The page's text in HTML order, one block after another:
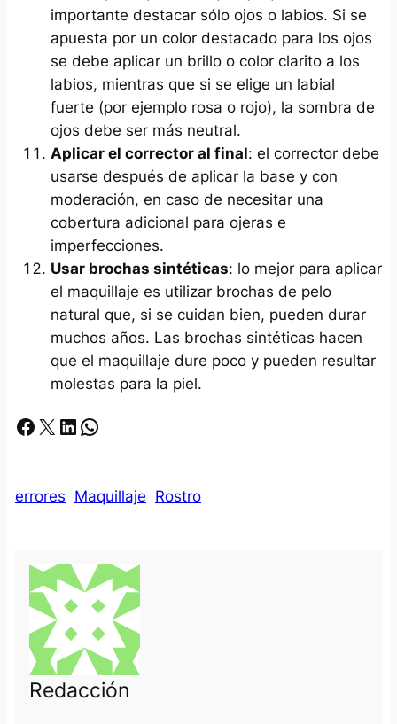
importante destacar sólo ojos o labios. Si se
apuesta por un color destacado para los ojos
se debe aplicar un brillo o color clarito a los
labios, mientras que si se elige un labial
fuerte (por ejemplo rosa o rojo), la sombra de
ojos debe ser más neutral.
Aplicar el corrector al final: el corrector debe
usarse después de aplicar la base y con
moderación, en caso de necesitar una
cobertura adicional para ojeras e
imperfecciones.
Usar brochas sintéticas: lo mejor para aplicar
el maquillaje es utilizar brochas de pelo
natural que, si se cuidan bien, pueden durar
muchos años. Las brochas sintéticas hacen
que el maquillaje dure poco y pueden resultar
molestas para la piel.
Facebook X LinkedIn Whatsapp
errores Maquillaje Rostro
Redacción